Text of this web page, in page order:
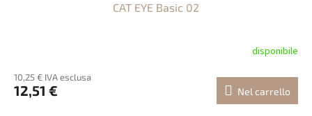
CAT EYE Basic 02
disponibile
10,25 € IVA esclusa
12,51 € Nel carrello